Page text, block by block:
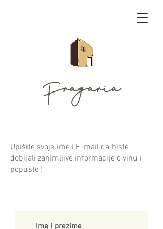
Fragaria
Upišite svoje ime i E-mail da biste
dobijali zanimljive informacije o vinu i
popuste !